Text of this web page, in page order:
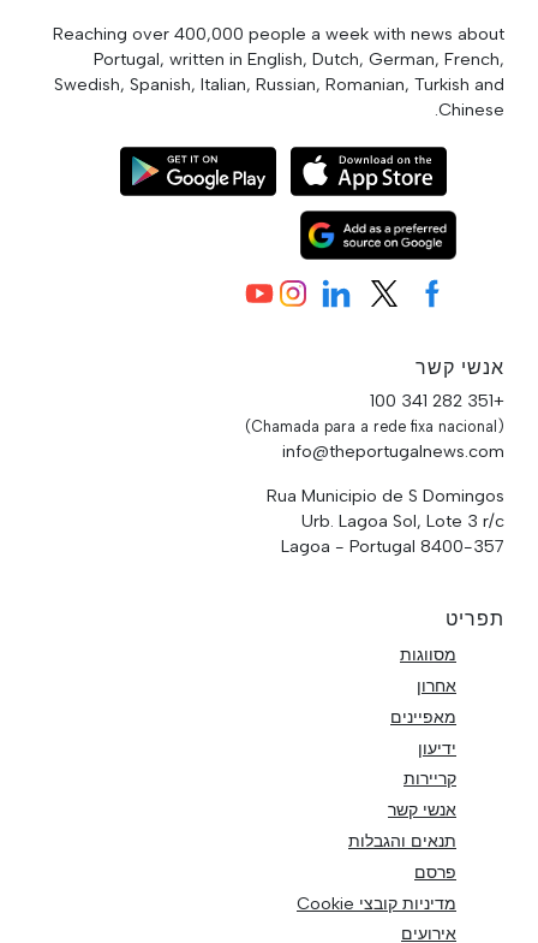
Reaching over 400,000 people a week with news about
Portugal, written in English, Dutch, German, French,
Swedish, Spanish, Italian, Russian, Romanian, Turkish and
Chinese.
אנשי קשר
+351 282 341 100
(Chamada para a rede fixa nacional)
info@theportugalnews.com
Rua Municipio de S Domingos
Urb. Lagoa Sol, Lote 3 r/c
8400-357 Lagoa - Portugal
תפריט
מסווגות
אחרון
מאפיינים
ידיעון
קריירות
אנשי קשר
תנאים והגבלות
פרסם
מדיניות קובצי Cookie
אירועים